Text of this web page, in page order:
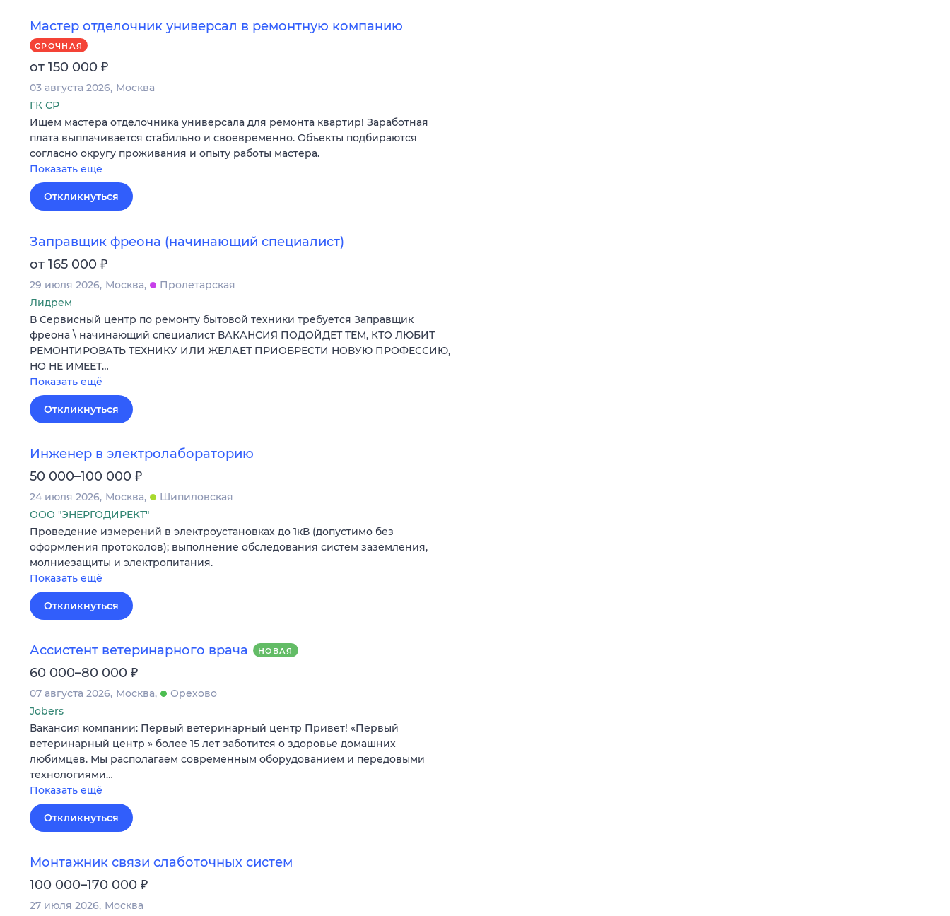
Мастер отделочник универсал в ремонтную компанию
СРОЧНАЯ
от 150 000 ₽
03 августа 2026 Москва
ГК СР
Ищем мастера отделочника универсала для ремонта квартир! Заработная
плата выплачивается стабильно и своевременно. Объекты подбираются
согласно округу проживания и опыту работы мастера.
Показать ещё
Откликнуться
Заправщик фреона (начинающий специалист)
от 165 000 ₽
29 июля 2026 Москва
Пролетарская
Лидрем
В Сервисный центр по ремонту бытовой техники требуется Заправщик
фреона \ начинающий специалист ВАКАНСИЯ ПОДОЙДЕТ ТЕМ, КТО ЛЮБИТ
РЕМОНТИРОВАТЬ ТЕХНИКУ ИЛИ ЖЕЛАЕТ ПРИОБРЕСТИ НОВУЮ ПРОФЕССИЮ,
НО НЕ ИМЕЕТ…
Показать ещё
Откликнуться
Инженер в электролабораторию
50 000–100 000 ₽
24 июля 2026 Москва
Шипиловская
ООО "ЭНЕРГОДИРЕКТ"
Проведение измерений в электроустановках до 1кВ (допустимо без
оформления протоколов); выполнение обследования систем заземления,
молниезащиты и электропитания.
Показать ещё
Откликнуться
Ассистент ветеринарного врача НОВАЯ
60 000–80 000 ₽
07 августа 2026 Москва
Орехово
Jobers
Вакансия компании: Первый ветеринарный центр Привет! «Первый
ветеринарный центр » более 15 лет заботится о здоровье домашних
любимцев. Мы располагаем современным оборудованием и передовыми
технологиями…
Показать ещё
Откликнуться
Монтажник связи слаботочных систем
100 000–170 000 ₽
27 июля 2026 Москва